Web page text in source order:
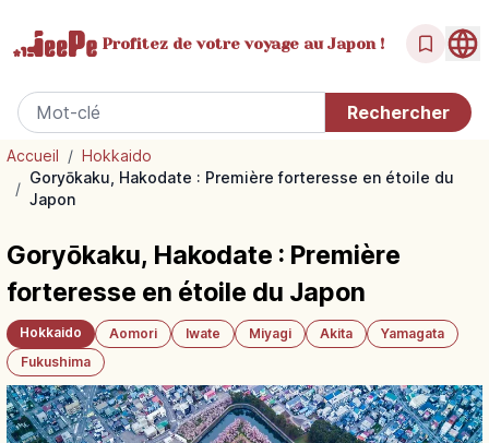
Profitez de votrevoyage au Japon !
Accueil / Hokkaido
/
Goryōkaku, Hakodate : Première forteresse en étoile du
Japon
Goryōkaku, Hakodate : Première
forteresse en étoile du Japon
Hokkaido Aomori Iwate Miyagi Akita
Yamagata
Fukushima